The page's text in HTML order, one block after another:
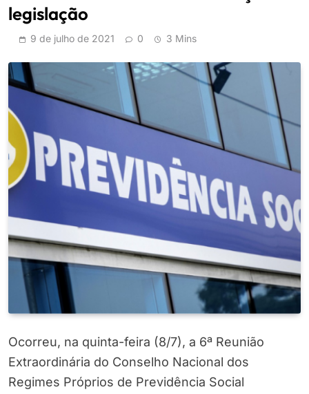
legislação
9 de julho de 2021 0 3 Mins
Ocorreu, na quinta-feira (8/7), a 6ª Reunião
Extraordinária do Conselho Nacional dos
Regimes Próprios de Previdência Social